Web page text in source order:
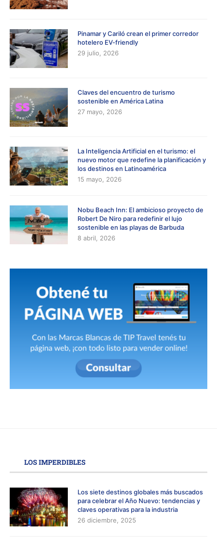
Pinamar y Cariló crean el primer corredor
hotelero EV-friendly
29 julio, 2026
Claves del encuentro de turismo
sostenible en América Latina
27 mayo, 2026
La Inteligencia Artificial en el turismo: el
nuevo motor que redefine la planificación y
los destinos en Latinoamérica
15 mayo, 2026
Nobu Beach Inn: El ambicioso proyecto de
Robert De Niro para redefinir el lujo
sostenible en las playas de Barbuda
8 abril, 2026
LOS IMPERDIBLES
Los siete destinos globales más buscados
para celebrar el Año Nuevo: tendencias y
claves operativas para la industria
26 diciembre, 2025